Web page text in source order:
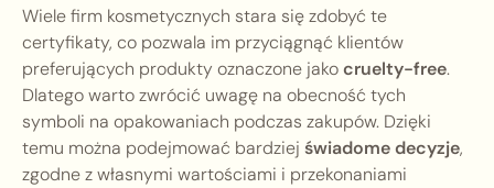
Wiele firm kosmetycznych stara się zdobyć te
certyfikaty, co pozwala im przyciągnąć klientów
preferujących produkty oznaczone jakocruelty-free.
Dlatego warto zwrócić uwagę na obecność tych
symboli na opakowaniach podczas zakupów. Dzięki
temu można podejmować bardziej świadome decyzje,
zgodne z własnymi wartościami i przekonaniami